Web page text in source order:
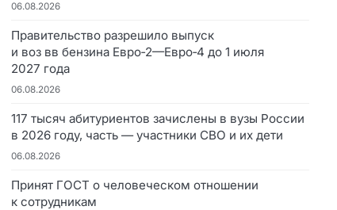
06.08.2026
Правительство разрешило выпуск
и воз вв бензина Евро‑2—Евро‑4 до 1 июля
2027 года
06.08.2026
117 тысяч абитуриентов зачислены в вузы России
в 2026 году, часть — участники СВО и их дети
06.08.2026
Принят ГОСТ о человеческом отношении
к сотрудникам